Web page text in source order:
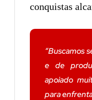
conquistas
“Buscamos
e de
apoiado
para